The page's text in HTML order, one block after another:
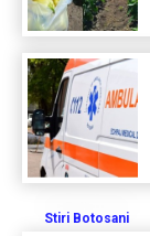
Stiri Botosani